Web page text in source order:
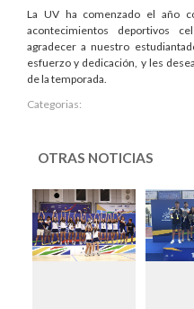
La UV ha comenzado el año
acontecimientos deportivos
agradecer a nuestro
esfuerzo y dedicación, y les
de la temporada.
Categorias:
OTRAS NOTICIAS